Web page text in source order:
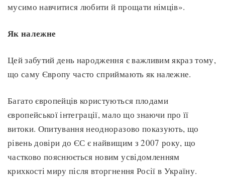
мусимо навчитися любити й прощати німців».
Як належне
Цей забутий день народження є важливим якраз тому,
що саму Європу часто сприймають як належне.
Багато європейців користуються плодами
європейської інтеграції, мало що знаючи про її
витоки. Опитування неодноразово показують, що
рівень довіри до ЄС є найвищим з 2007 року, що
частково пояснюється новим усвідомленням
крихкості миру після вторгнення Росії в Україну.